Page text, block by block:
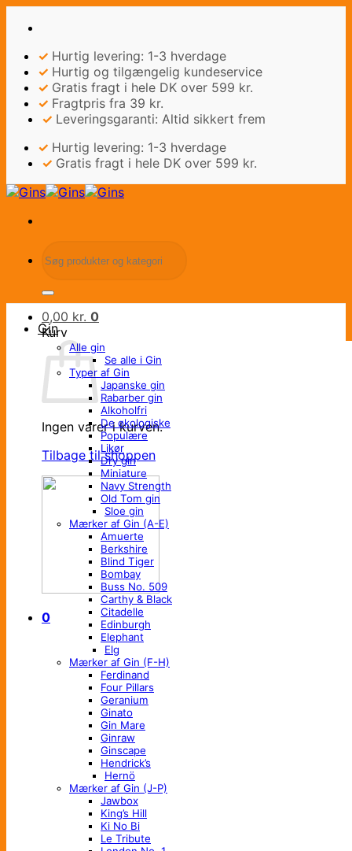
✓ Hurtig levering: 1-3 hverdage
✓ Hurtig og tilgængelig kundeservice
✓ Gratis fragt i hele DK over 599 kr.
✓ Fragtpris fra 39 kr.
✓ Leveringsgaranti: Altid sikkert frem
✓ Hurtig levering: 1-3 hverdage
✓ Gratis fragt i hele DK over 599 kr.
efter:
0,00 kr. 0
Kurv
Ingen varer i kurven.
Tilbage til shoppen
0
Gin
Alle gin
Se alle i Gin
Typer af Gin
Japanske gin
Rabarber gin
Alkoholfri
De økologiske
Populære
Likør
Dry gin
Miniature
Navy Strength
Old Tom gin
Sloe gin
Mærker af Gin (A-E)
Amuerte
Berkshire
Blind Tiger
Bombay
Buss No. 509
Carthy & Black
Citadelle
Edinburgh
Elephant
Elg
Mærker af Gin (F-H)
Ferdinand
Four Pillars
Geranium
Ginato
Gin Mare
Ginraw
Ginscape
Hendrick’s
Hernö
Mærker af Gin (J-P)
Jawbox
King’s Hill
Ki No Bi
Le Tribute